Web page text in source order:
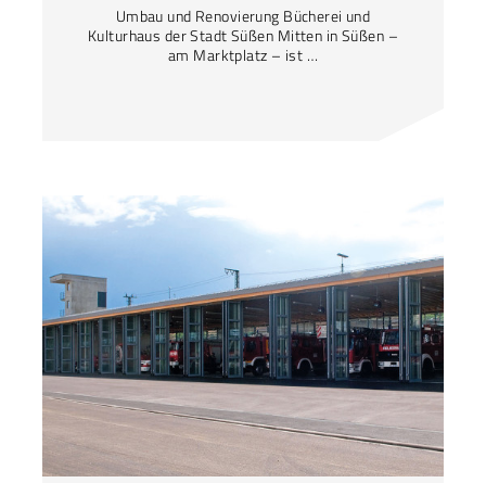
Umbau und Renovierung Bücherei und
Kulturhaus der Stadt Süßen Mitten in Süßen –
am Marktplatz – ist …